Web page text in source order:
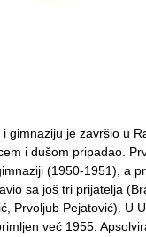
gimnaziju je završio u
i dušom pripadao.
(1950-1951), a
sa još tri prijatelja
Prvoljub Pejatović). U
već 1955.